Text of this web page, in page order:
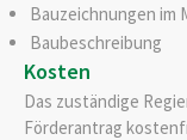
Bauzeichnungen im
Baubeschreibung
Kosten
Das zuständige
Förderantrag